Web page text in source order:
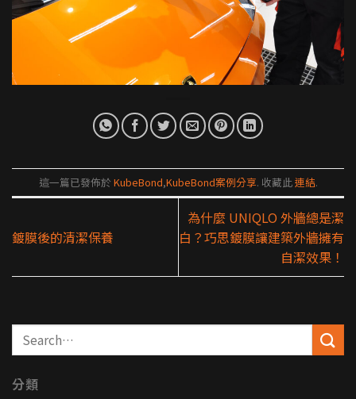
這一篇已發佈於 KubeBond,KubeBond案例分享. 收藏此連結.
鍍膜後的清潔保養
為什麼 UNIQLO 外牆總是潔
白？巧思鍍膜讓建築外牆擁有
自潔效果！
分類